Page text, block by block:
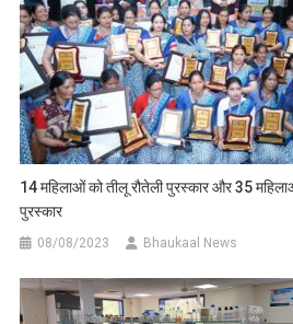
14 महिलाओं को तीलू रौतेली पुरस्कार और 35
पुरस्कार
08/08/2023 Bhaukaal News